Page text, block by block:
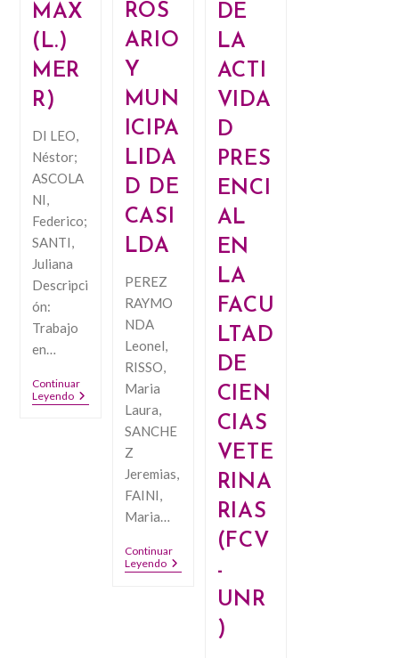
MAX
(L.)
MER
R)
DI LEO,
Néstor;
ASCOLA
NI,
Federico;
SANTI,
Juliana
Descripci
ón:
Trabajo
en…
Continuar
LeyendoÍNDICES
ESPECTRALES
CAPTADOS
ESTIMACIÓN
CULTIVO
ROS
ARIO
Y
MUN
ICIPA
LIDA
D DE
CASI
LDA
PEREZ
RAYMO
NDA
Leonel,
RISSO,
Maria
Laura,
SANCHE
Z
Jeremias,
FAINI,
Maria…
Continuar
LeyendoUNIDOS
POR
CALIDAD.
EXPERIENCIA
DE
LA
ACTI
VIDA
D
PRES
ENCI
AL
EN
LA
FACU
LTAD
DE
CIEN
CIAS
VETE
RINA
RIAS
(FCV
-
UNR
)